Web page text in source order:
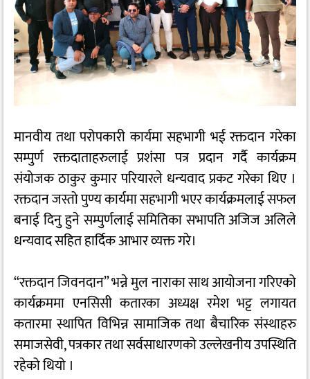
मानवीय तथा परोपकारी कार्यमा सहभागी भई रक्तदान गरेका
सम्पुर्ण रक्तदाताहरुलाई प्रशंसा पत्र प्रदान गर्दै कार्यक्रम
संयोजक ठाकुर कुमार परियारले धन्यवाद प्रकट गरेका थिए ।
रक्तदान जस्तो पुण्य कार्यमा सहभागी भएर कार्यक्रमलाई सफल
बनाई दिनु हुने सम्पुर्णलाई समितिका सभापति अजिज अलिले
धन्यवाद सहित हार्दिक आभार व्यक्त गरे।
“रक्तदान जिवनदान” भन्ने मुल नाराका साथ आयोजना गरिएको
कार्यक्रममा एनसिसी कतारका अध्यक्ष रमेश भट्ट लगायत
कतारमा स्थापित विभिन्न सामाजिक तथा बैचारिक संस्थाहरु
समाजसेवी, पत्रकार तथा सर्वसाधारणको उल्लेखनीय उपस्थिति
रहेको थियो ।